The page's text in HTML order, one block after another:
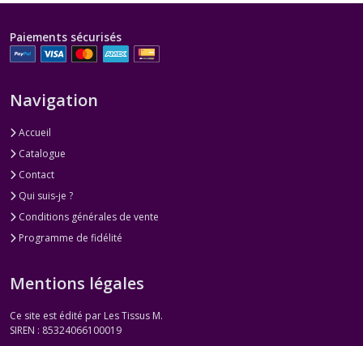
Paiements sécurisés
Navigation
Accueil
Catalogue
Contact
Qui suis-je ?
Conditions générales de vente
Programme de fidélité
Mentions légales
Ce site est édité par Les Tissus M.
SIREN : 85324066100019